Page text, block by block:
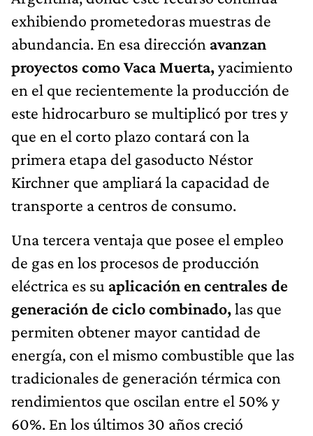
exhibiendo prometedoras muestras de
abundancia. En esa dirección avanzan
proyectos como Vaca Muerta,yacimiento
en el que recientemente la producción de
este hidrocarburo se multiplicó por tres y
que en el corto plazo contará con la
primera etapa del gasoducto Néstor
Kirchner que ampliará la capacidad de
transporte a centros de consumo.
Una tercera ventaja que posee el empleo
de gas en los procesos de producción
eléctrica es su aplicación en centrales de
generación de ciclo combinado,las que
permiten obtener mayor cantidad de
energía, con el mismo combustible que las
tradicionales de generación térmica con
rendimientos que oscilan entre el 50% y
60%. En los últimos 30 años creció